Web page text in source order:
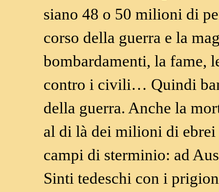
siano 48 o 50 milioni di
corso della guerra e la
bombardamenti, la fame,
contro i civili… Quindi
della guerra. Anche la
al di là dei milioni di ebrei
campi di sterminio: ad
Sinti tedeschi con i